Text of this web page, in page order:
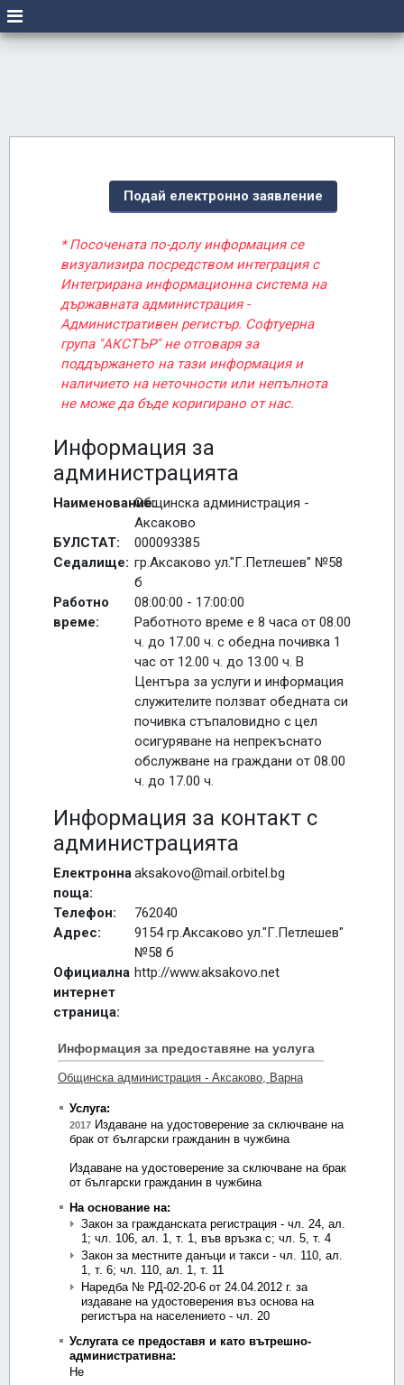
Подай електронно заявление
* Посочената по-долу информация се
визуализира посредством интеграция с
Интегрирана информационна система на
държавната администрация -
Административен регистър. Софтуерна
група "АКСТЪР" не отговаря за
поддържането на тази информация и
наличието на неточности или непълнота
не може да бъде коригирано от нас.
Информация за
администрацията
Наименование:Общинска администрация -
Аксаково
БУЛСТАТ:
000093385
Седалище: гр.Аксаково ул."Г.Петлешев" №58
б
Работно
време:
08:00:00 - 17:00:00
Работното време е 8 часа от 08.00
ч. до 17.00 ч. с обедна почивка 1
час от 12.00 ч. до 13.00 ч. В
Центъра за услуги и информация
служителите ползват обедната си
почивка стъпаловидно с цел
осигуряване на непрекъснато
обслужване на граждани от 08.00
ч. до 17.00 ч.
Информация за контакт с
администрацията
Електронна
поща:
aksakovo@mail.orbitel.bg
Телефон:
762040
Адрес:
9154 гр.Аксаково ул."Г.Петлешев"
№58 б
Официална
интернет
страница:
http://www.aksakovo.net